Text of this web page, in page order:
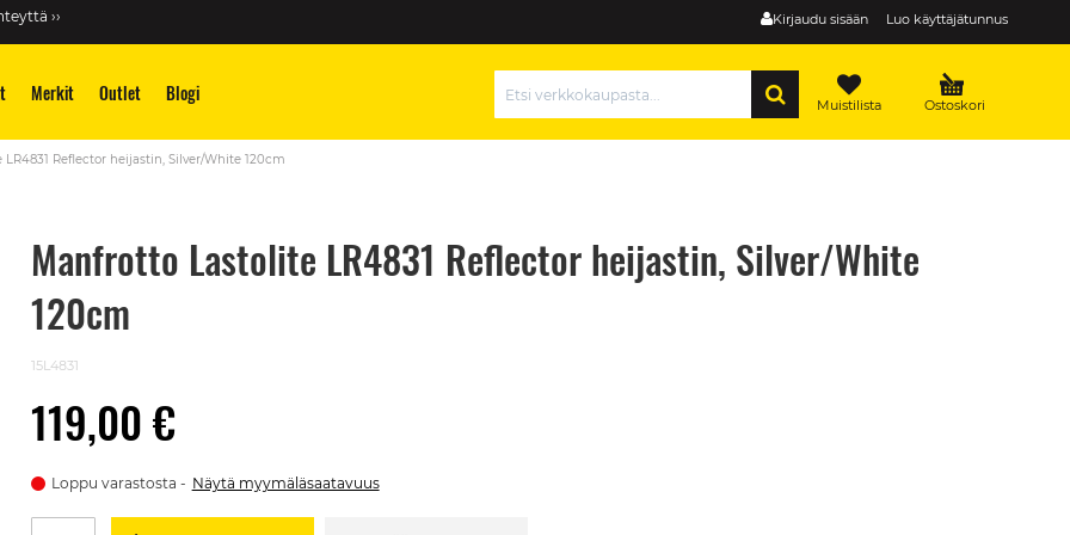
Kirjaudu sisään Luo käyttäjätunnus
››
Merkit Outlet Blogi Ostoskori
Muistilista
Reflector heijastin, Silver/White 120cm
Manfrotto Lastolite LR4831 Reflector heijastin, Silver/White
120cm
15L4831
119,00 €
Loppu varastosta Näytä myymäläsaatavuus